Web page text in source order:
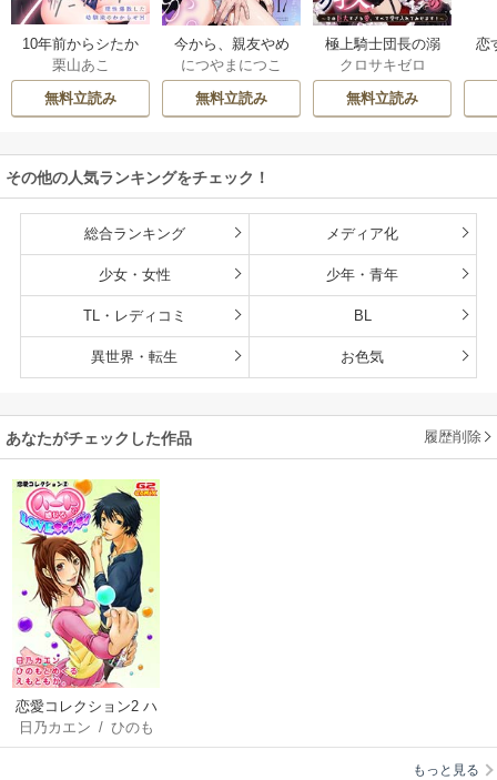
10年前からシたか
った。～理性爆散
した幼馴染のわか
らせＨ
栗山あこ
無料立読み
今から、親友やめ
ようか。～腐れ縁
同僚は甘い快楽で
私を壊す～
につやまにつこ
無料立読み
極上騎士団長の溺
愛調教～その巨大
すぎる愛、すべて
受け入れてみせま
クロサキゼロ
無料立読み
恋
その他の人気ランキングをチェック！
総合ランキング メディア化
少女・女性 少年・青年
TL・レディコミ BL
異世界・転生 お色気
あなたがチェックした作品 履歴削除
恋愛コレクション2 ハ
ートで感じるLOVEキ
ャンディ（他）
日乃カエン / ひのも
とめぐる/えもとも
もっと見る